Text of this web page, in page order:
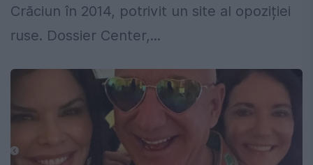
Crăciun în 2014, potrivit un site al opoziției
ruse. Dossier Center,...